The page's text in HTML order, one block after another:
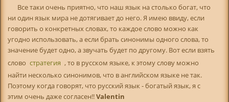
Все таки очень приятно, что наш язык на столько богат, что
ни один язык мира не дотягивает до него. Я имею ввиду, если
говорить о конкретных словах, то каждое слово можно как
угодно использовать, а если брать синонимы одного слова, то
значение будет одно, а звучать будет по другому. Вот если взять
слово стратегия , то в русском языке, к этому слову можно
найти несколько синонимов, что в английском языке не так.
Поэтому когда говорят, что русский язык - богатый язык, я с
этим очень даже согласен!!Valentin